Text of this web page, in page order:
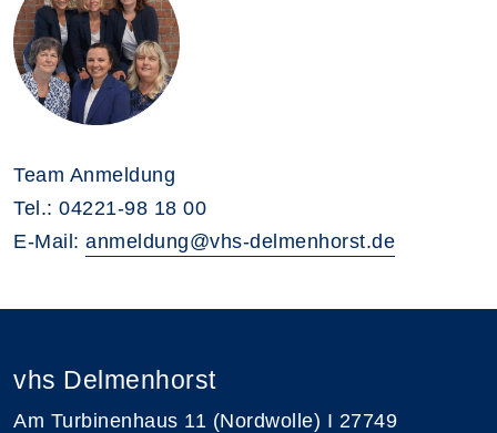
Team Anmeldung
Tel.: 04221-98 18 00
E-Mail: anmeldung@vhs-delmenhorst.de
vhs Delmenhorst
Am Turbinenhaus 11 (Nordwolle) I 27749